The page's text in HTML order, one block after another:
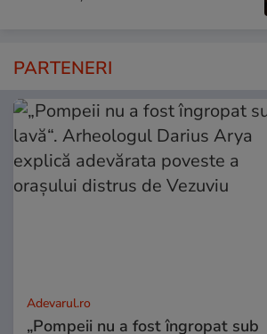
PARTENERI
Adevarul.ro
„Pompeii nu a fost îngropat sub